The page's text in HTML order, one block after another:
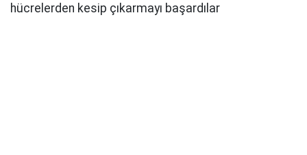
hücrelerden kesip çıkarmayı başardılar